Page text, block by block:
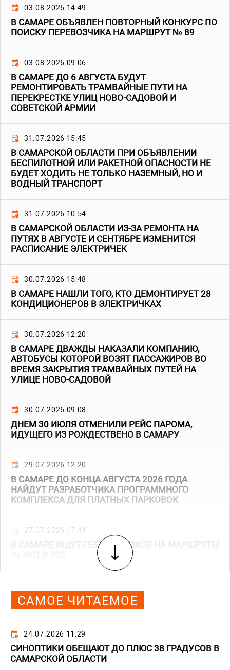
03.08.2026 14:49
В САМАРЕ ОБЪЯВЛЕН ПОВТОРНЫЙ КОНКУРС ПО
ПОИСКУ ПЕРЕВОЗЧИКА НА МАРШРУТ № 89
03.08.2026 09:06
В САМАРЕ ДО 6 АВГУСТА БУДУТ
РЕМОНТИРОВАТЬ ТРАМВАЙНЫЕ ПУТИ НА
ПЕРЕКРЕСТКЕ УЛИЦ НОВО-САДОВОЙ И
СОВЕТСКОЙ АРМИИ
31.07.2026 15:45
В САМАРСКОЙ ОБЛАСТИ ПРИ ОБЪЯВЛЕНИИ
БЕСПИЛОТНОЙ ИЛИ РАКЕТНОЙ ОПАСНОСТИ НЕ
БУДЕТ ХОДИТЬ НЕ ТОЛЬКО НАЗЕМНЫЙ, НО И
ВОДНЫЙ ТРАНСПОРТ
31.07.2026 10:54
В САМАРСКОЙ ОБЛАСТИ ИЗ-ЗА РЕМОНТА НА
ПУТЯХ В АВГУСТЕ И СЕНТЯБРЕ ИЗМЕНИТСЯ
РАСПИСАНИЕ ЭЛЕКТРИЧЕК
30.07.2026 15:48
В САМАРЕ НАШЛИ ТОГО, КТО ДЕМОНТИРУЕТ 28
КОНДИЦИОНЕРОВ В ЭЛЕКТРИЧКАХ
30.07.2026 12:20
В САМАРЕ ДВАЖДЫ НАКАЗАЛИ КОМПАНИЮ,
АВТОБУСЫ КОТОРОЙ ВОЗЯТ ПАССАЖИРОВ ВО
ВРЕМЯ ЗАКРЫТИЯ ТРАМВАЙНЫХ ПУТЕЙ НА
УЛИЦЕ НОВО-САДОВОЙ
30.07.2026 09:08
ДНЕМ 30 ИЮЛЯ ОТМЕНИЛИ РЕЙС ПАРОМА,
ИДУЩЕГО ИЗ РОЖДЕСТВЕНО В САМАРУ
29.07.2026 12:20
В САМАРЕ ДО КОНЦА АВГУСТА 2026 ГОДА
НАЙДУТ РАЗРАБОТЧИКА ПРОГРАММНОГО
КОМПЛЕКСА ДЛЯ ПЛАТНЫХ ПАРКОВОК
27.07.2026 17:44
В САМАРЕ ИЩУТ ПЕРЕВОЗЧИКОВ НА МАРШРУТЫ
САМОЕ ЧИТАЕМОЕ
24.07.2026 11:29
СИНОПТИКИ ОБЕЩАЮТ ДО ПЛЮС 38 ГРАДУСОВ В
САМАРСКОЙ ОБЛАСТИ